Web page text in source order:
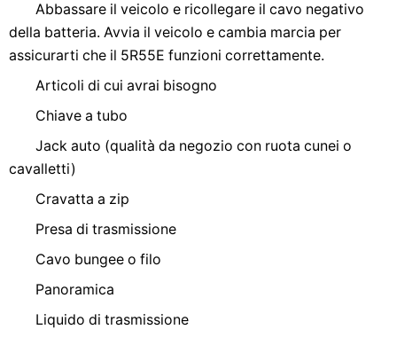
Abbassare il veicolo e ricollegare il cavo negativo
della batteria. Avvia il veicolo e cambia marcia per
assicurarti che il 5R55E funzioni correttamente.
Articoli di cui avrai bisogno
Chiave a tubo
Jack auto (qualità da negozio con ruota cunei o
cavalletti)
Cravatta a zip
Presa di trasmissione
Cavo bungee o filo
Panoramica
Liquido di trasmissione